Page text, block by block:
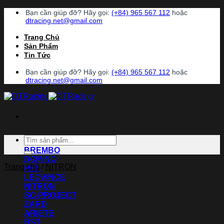
Chuyển
dung
Bạn cần giúp đỡ? Hãy gọi: (+84) 965 567 112 hoặc
dtracing.net@gmail.com
Trang Chủ
Sản Phẩm
Tin Tức
Bạn cần giúp đỡ? Hãy gọi: (+84) 965 567 112 hoặc
dtracing.net@gmail.com
ACCOSSATO
BREMBO
DOMINO
HEL
LEOVINCE
NITRON
SC-PROJECT
ZARD
ARIETE
BST
Tìm
kiếm:
Trang chủ / NITRON